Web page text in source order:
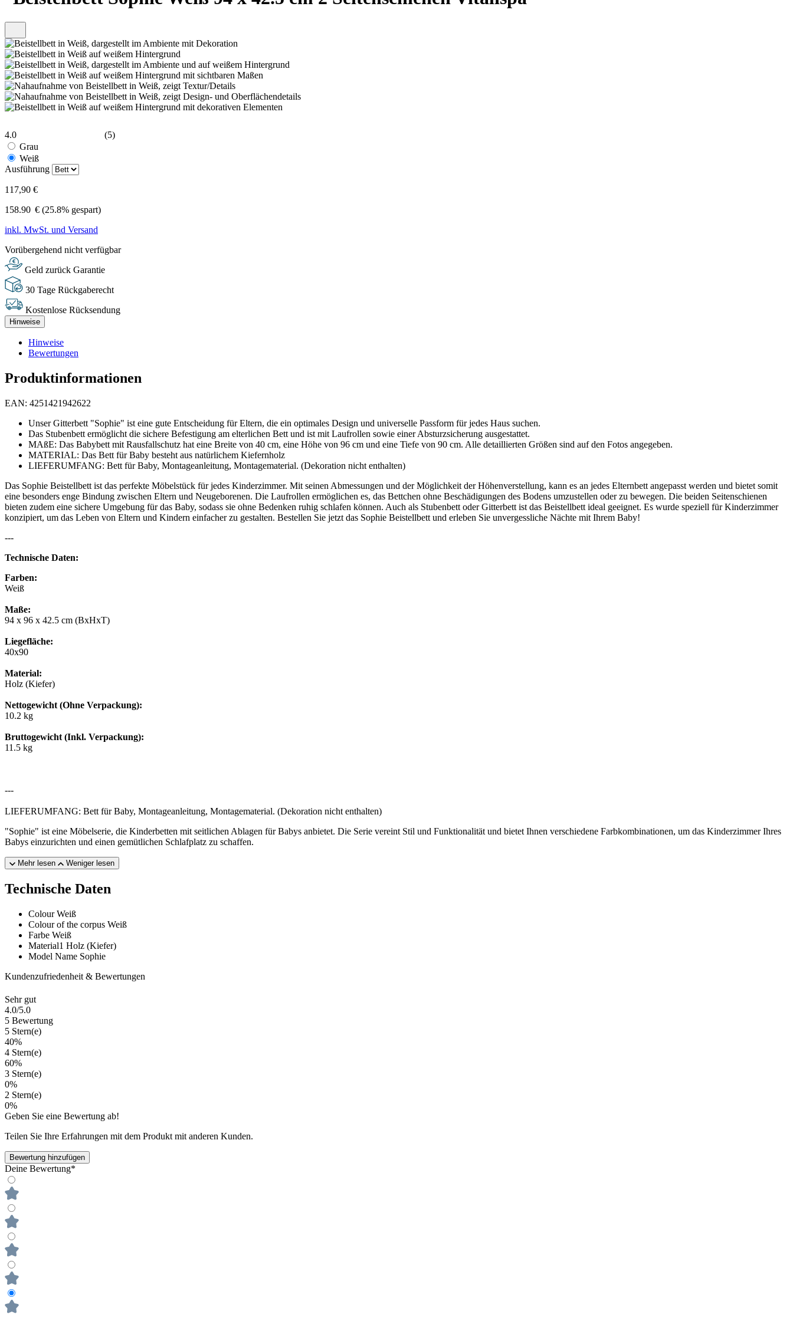
4.0
(5)
Grau
Weiß
Ausführung
117,90 €
158.90 € (25.8% gespart)
inkl. MwSt. und Versand
Vorübergehend nicht verfügbar
Geld zurück Garantie
30 Tage Rückgaberecht
Kostenlose Rücksendung
Hinweise
Hinweise
Bewertungen
Produktinformationen
EAN: 4251421942622
Unser Gitterbett "Sophie" ist eine gute Entscheidung für Eltern, die ein optimales Design und universelle Passform für jedes Haus suchen.
Das Stubenbett ermöglicht die sichere Befestigung am elterlichen Bett und ist mit Laufrollen sowie einer Absturzsicherung ausgestattet.
MAßE: Das Babybett mit Rausfallschutz hat eine Breite von 40 cm, eine Höhe von 96 cm und eine Tiefe von 90 cm. Alle detaillierten Größen sind auf den Fotos angegeben.
MATERIAL: Das Bett für Baby besteht aus natürlichem Kiefernholz
LIEFERUMFANG: Bett für Baby, Montageanleitung, Montagematerial. (Dekoration nicht enthalten)
Das Sophie Beistellbett ist das perfekte Möbelstück für jedes Kinderzimmer. Mit seinen Abmessungen und der Möglichkeit der Höhenverstellung, kann es an jedes Elternbett angepasst werden und bietet somit
eine besonders enge Bindung zwischen Eltern und Neugeborenen. Die Laufrollen ermöglichen es, das Bettchen ohne Beschädigungen des Bodens umzustellen oder zu bewegen. Die beiden Seitenschienen
bieten zudem eine sichere Umgebung für das Baby, sodass sie ohne Bedenken ruhig schlafen können. Auch als Stubenbett oder Gitterbett ist das Beistellbett ideal geeignet. Es wurde speziell für Kinderzimmer
konzipiert, um das Leben von Eltern und Kindern einfacher zu gestalten. Bestellen Sie jetzt das Sophie Beistellbett und erleben Sie unvergessliche Nächte mit Ihrem Baby!
---
Technische Daten:
Farben:
Weiß
Maße:
94 x 96 x 42.5 cm (BxHxT)
Liegefläche:
40x90
Material:
Holz (Kiefer)
Nettogewicht (Ohne Verpackung):
10.2 kg
Bruttogewicht (Inkl. Verpackung):
11.5 kg
---
LIEFERUMFANG: Bett für Baby, Montageanleitung, Montagematerial. (Dekoration nicht enthalten)
"Sophie" ist eine Möbelserie, die Kinderbetten mit seitlichen Ablagen für Babys anbietet. Die Serie vereint Stil und Funktionalität und bietet Ihnen verschiedene Farbkombinationen, um das Kinderzimmer Ihres
Babys einzurichten und einen gemütlichen Schlafplatz zu schaffen.
Mehr lesen Weniger lesen
Technische Daten
Colour Weiß
Colour of the corpus Weiß
Farbe Weiß
Material1 Holz (Kiefer)
Model Name Sophie
Kundenzufriedenheit & Bewertungen
Sehr gut
4.0/5.0
5 Bewertung
5 Stern(e)
40%
4 Stern(e)
60%
3 Stern(e)
0%
2 Stern(e)
0%
Geben Sie eine Bewertung ab!
Teilen Sie Ihre Erfahrungen mit dem Produkt mit anderen Kunden.
Bewertung hinzufügen
Deine Bewertung*